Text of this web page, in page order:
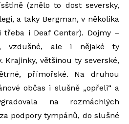
(znělo to dost seversky,
a taky Bergman, v několika
třeba i Deaf Center). Dojmy –
vzdušné, ale i nějaké ty
Krajinky, většinou ty severské,
přímořské. Na druhou
občas i slušně „opřeli“ a
na rozmáchlých
podpory tympánů, do slušné